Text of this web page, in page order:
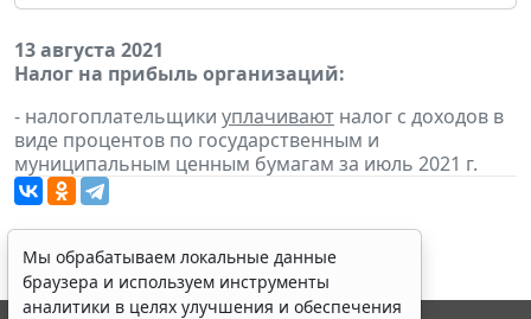
13 августа 2021
Налог на прибыль организаций:
- налогоплательщики уплачивают налог с доходов в
виде процентов по государственным и
муниципальным ценным бумагам за июль 2021 г.
Мы обрабатываем локальные данные
браузера и используем инструменты
аналитики в целях улучшения и обеспечения